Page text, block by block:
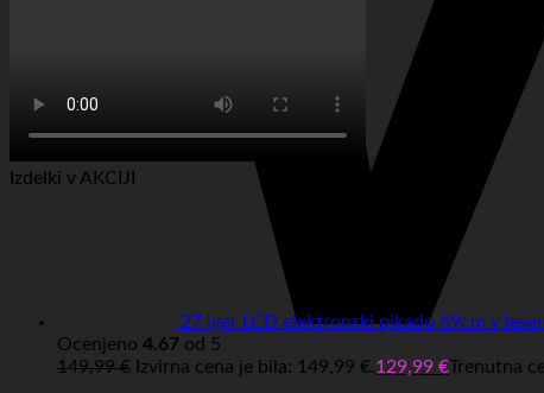
Izdelki v AKCIJI
27 iger LCD elektronski pikado 69cm v
Ocenjeno 4.67 od 5
149,99€ Izvirna cena je bila: 149,99 €.129,99 €Trenutna